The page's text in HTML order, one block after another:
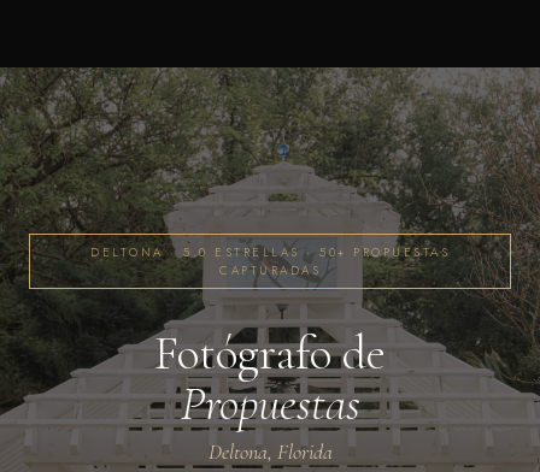
DELTONA · 5.0 ESTRELLAS · 50+ PROPUESTAS
CAPTURADAS
Fotógrafo de
Propuestas
Deltona, Florida